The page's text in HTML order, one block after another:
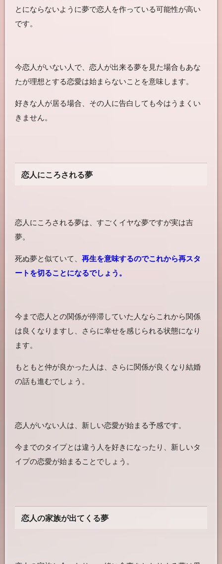
とにならないように夢で恋人を作っている可能性が高い
です。
今恋人がいない人で、恋人が出来る夢を見た場合もあな
たが理想とする恋愛は始まらないことを意味します。
好きな人が居る場合、その人に告白しても今はうまくい
きません。
恋人にころされる夢
恋人にころされる夢は、すごくイヤな夢ですが実は吉
夢。
死ぬ夢と似ていて、 再生を意味するのでこれから再スタ
ートを切ることになるでしょう。
今まで恋人との関係が停滞していた人ならこれから関係
は良くなりますし、さらに幸せを感じられる状態になり
ます。
もともと仲が良かった人は、さらに関係が良くなり結婚
の話も進むでしょう。
恋人がいない人は、新しい恋愛が始まる予感です。
今までのタイプとは違う人を好きになったり、新しいタ
イプの恋愛が始まることでしょう。
恋人の家族が出てくる夢